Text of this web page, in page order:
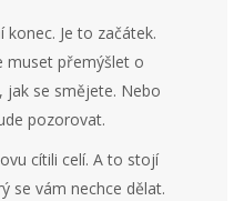
konec. Je to začátek.
muset přemýšlet o
se smějete. Nebo
pozorovat.
cítili celí. A to stojí
se vám nechce dělat.